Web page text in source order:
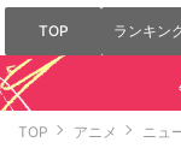
TOP ランキン
TOP アニメ ニュ